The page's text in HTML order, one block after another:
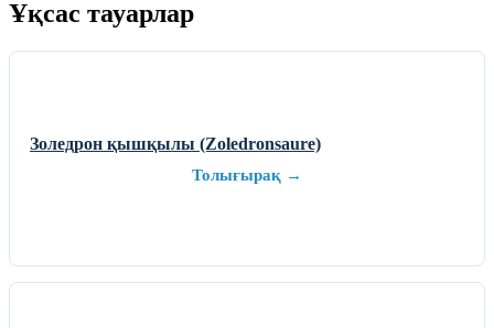
Ұқсас тауарлар
Золедрон қышқылы (Zoledronsaure)
Толығырақ →